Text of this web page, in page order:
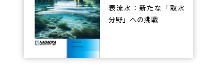
表流水：新たな「取水
分野」への挑戦